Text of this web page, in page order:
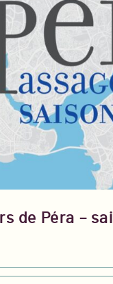
de Péra –